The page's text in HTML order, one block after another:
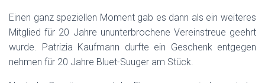
Einen ganz speziellen Moment gab es dann als ein weiteres
Mitglied für 20 Jahre ununterbrochene Vereinstreue geehrt
wurde. Patrizia Kaufmann durfte ein Geschenk entgegen
nehmen für 20 Jahre Bluet-Suuger am Stück.